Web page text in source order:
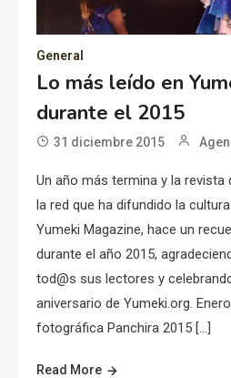
General
Lo más leído en
durante el 2015
31 diciembre 2015
Un año más termina y la revista
la red que ha difundido la
Yumeki Magazine, hace un
durante el año 2015,
tod@s sus lectores y
aniversario de Yumeki.org.
fotográfica Panchira 2015 […]
Read More